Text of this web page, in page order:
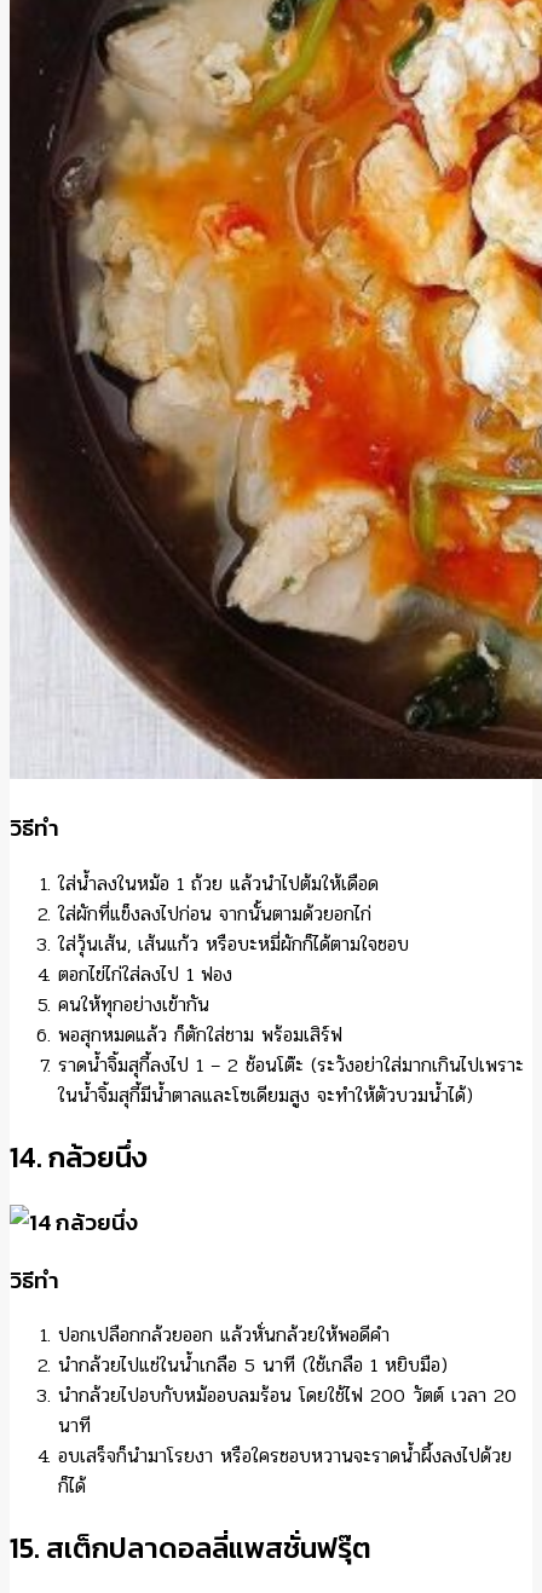
วิธีทำ
ใส่น้ำลงในหม้อ 1 ถ้วย แล้วนำไปต้มให้เดือด
ใส่ผักที่แข็งลงไปก่อน จากนั้นตามด้วยอกไก่
ใส่วุ้นเส้น, เส้นแก้ว หรือบะหมี่ผักก็ได้ตามใจชอบ
ตอกไข่ไก่ใส่ลงไป 1 ฟอง
คนให้ทุกอย่างเข้ากัน
พอสุกหมดแล้ว ก็ตักใส่ชาม พร้อมเสิร์ฟ
ราดน้ำจิ้มสุกี้ลงไป 1 – 2 ช้อนโต๊ะ (ระวังอย่าใส่มากเกินไปเพราะ
ในน้ำจิ้มสุกี้มีน้ำตาลและโซเดียมสูง จะทำให้ตัวบวมน้ำได้)
14. กล้วยนึ่ง
วิธีทำ
ปอกเปลือกกล้วยออก แล้วหั่นกล้วยให้พอดีคำ
นำกล้วยไปแช่ในน้ำเกลือ 5 นาที (ใช้เกลือ 1 หยิบมือ)
นำกล้วยไปอบกับหม้ออบลมร้อน โดยใช้ไฟ 200 วัตต์ เวลา 20
นาที
อบเสร็จก็นำมาโรยงา หรือใครชอบหวานจะราดน้ำผึ้งลงไปด้วย
ก็ได้
15. สเต็กปลาดอลลี่แพสชั่นฟรุ๊ต